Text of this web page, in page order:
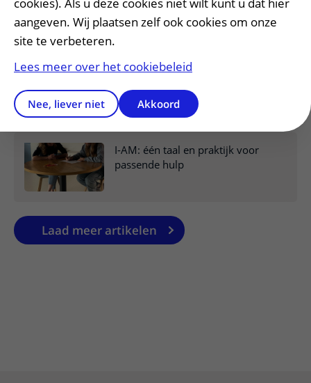
Cora Nijboer benoemd tot
hoogleraar
Helderheid over vaatschade op
hersenscans
I-AM: één taal en praktijk voor
passende hulp
Laad meer artikelen
aangeven. Wij plaatsen zelf ook cookies om onze
site te verbeteren.
Lees meer over het cookiebeleid
Nee, liever niet Akkoord